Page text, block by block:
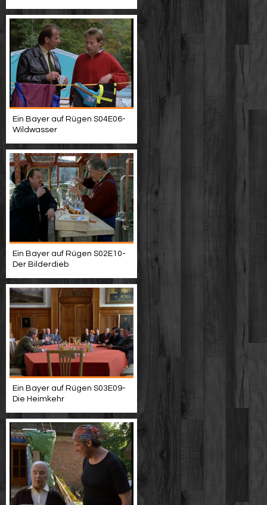
Ein Bayer auf Rügen S04E06-
Wildwasser
Ein Bayer auf Rügen S02E10-
Der Bilderdieb
Ein Bayer auf Rügen S03E09-
Die Heimkehr